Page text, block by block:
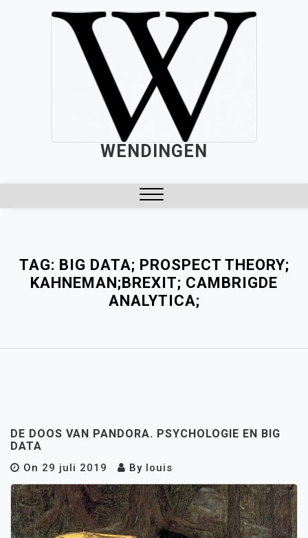
WENDINGEN
TAG: BIG DATA; PROSPECT THEORY;
KAHNEMAN;BREXIT; CAMBRIGDE
ANALYTICA;
DE DOOS VAN PANDORA. PSYCHOLOGIE EN BIG
DATA
On 29 juli 2019 By louis